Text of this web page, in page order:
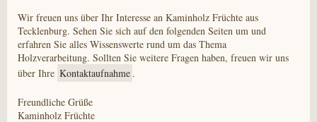
Wir freuen uns über Ihr Interesse an Kaminholz Früchte aus
Tecklenburg. Sehen Sie sich auf den folgenden Seiten um und
erfahren Sie alles Wissenswerte rund um das Thema
Holzverarbeitung. Sollten Sie weitere Fragen haben, freuen wir uns
über Ihre Kontaktaufnahme .
Freundliche Grüße
Kaminholz Früchte